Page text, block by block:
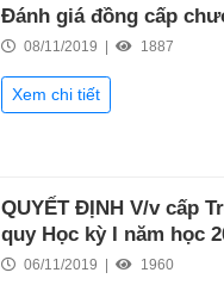
Đánh giá đồng cấp
08/11/2019 | 1887
Xem chi tiết
QUYẾT ĐỊNH V/v cấp
quy Học kỳ I năm học
06/11/2019 | 1960